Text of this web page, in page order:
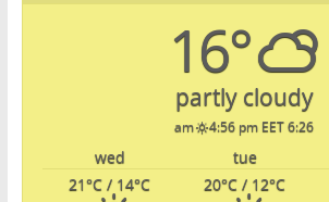
16°
partly cloudy
6:26 am
4:56 pm EET
tue
wed
20°C / 12°C
21°C / 14°C